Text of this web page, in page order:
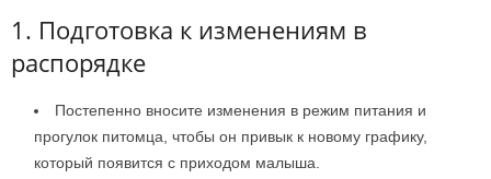
1. Подготовка к изменениям в
распорядке
Постепенно вносите изменения в режим питания и
прогулок питомца, чтобы он привык к новому графику,
который появится с приходом малыша.